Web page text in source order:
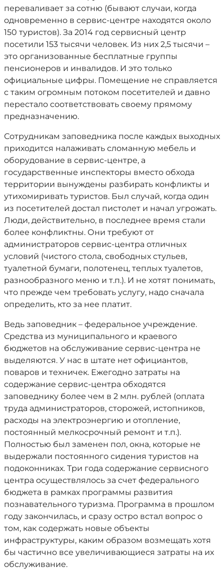
переваливает за сотню (бывают случаи, когда
одновременно в сервис-центре находятся около
150 туристов). За 2014 год сервисный центр
посетили 153 тысячи человек. Из них 2,5 тысячи –
это организованные бесплатные группы
пенсионеров и инвалидов. И это только
официальные цифры. Помещение не справляется
с таким огромным потоком посетителей и давно
перестало соответствовать своему прямому
предназначению.
Сотрудникам заповедника после каждых выходных
приходится налаживать сломанную мебель и
оборудование в сервис-центре, а
государственные инспекторы вместо обхода
территории вынуждены разбирать конфликты и
утихомиривать туристов. Был случай, когда один
из посетителей достал пистолет и начал угрожать.
Люди, действительно, в последнее время стали
более конфликтны. Они требуют от
администраторов сервис-центра отличных
условий (чистого стола, свободных стульев,
туалетной бумаги, полотенец, теплых туалетов,
разнообразного меню и т.п.). И не хотят понимать,
что прежде чем требовать услугу, надо сначала
определить, кто за нее платит.
Ведь заповедник – федеральное учреждение.
Средства из муниципального и краевого
бюджетов на обслуживание сервис-центра не
выделяются. У нас в штате нет официантов,
поваров и техничек. Ежегодно затраты на
содержание сервис-центра обходятся
заповеднику более чем в 2 млн. рублей (оплата
труда администраторов, сторожей, истопников,
расходы на электроэнергию и отопление,
постоянный мелкосрочный ремонт и т.п.).
Полностью был заменен пол, окна, которые не
выдержали постоянного сидения туристов на
подоконниках. Три года содержание сервисного
центра осуществлялось за счет федерального
бюджета в рамках программы развития
познавательного туризма. Программа в прошлом
году закончилась, и сразу остро встал вопрос о
том, как содержать новые объекты
инфраструктуры, каким образом возмещать хотя
бы частично все увеличивающиеся затраты на их
обслуживание.